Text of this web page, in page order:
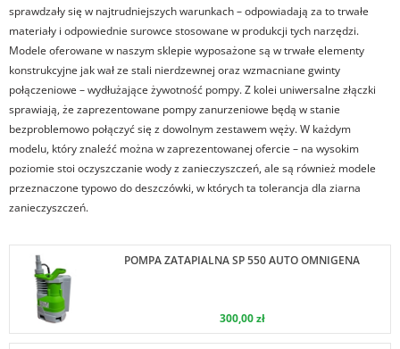
sprawdzały się w najtrudniejszych warunkach – odpowiadają za to trwałe
materiały i odpowiednie surowce stosowane w produkcji tych narzędzi.
Modele oferowane w naszym sklepie wyposażone są w trwałe elementy
konstrukcyjne jak wał ze stali nierdzewnej oraz wzmacniane gwinty
połączeniowe – wydłużające żywotność pompy. Z kolei uniwersalne złączki
sprawiają, że zaprezentowane pompy zanurzeniowe będą w stanie
bezproblemowo połączyć się z dowolnym zestawem węży. W każdym
modelu, który znaleźć można w zaprezentowanej ofercie – na wysokim
poziomie stoi oczyszczanie wody z zanieczyszczeń, ale są również modele
przeznaczone typowo do deszczówki, w których ta tolerancja dla ziarna
zanieczyszczeń.
POMPA ZATAPIALNA SP 550 AUTO OMNIGENA
300,00 zł